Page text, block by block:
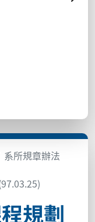
系所規章辦法
規劃